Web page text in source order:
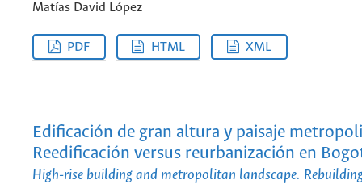
Matías David López
PDF HTML XML
Edificación de gran altura y paisaje
Reedificación versus reurbanización en
High-rise building and metropolitan landscape.